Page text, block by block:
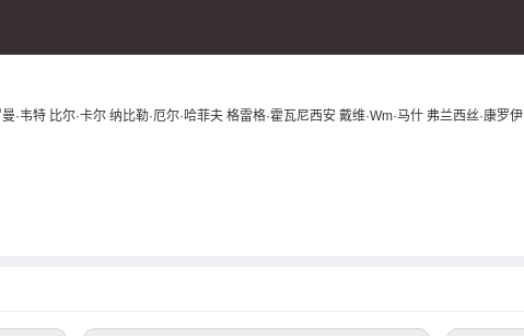
曼·韦特 比尔·卡尔 纳比勒·厄尔·哈菲夫 格雷格·霍瓦尼西安 戴维·Wm·马什 弗兰西丝·康罗伊